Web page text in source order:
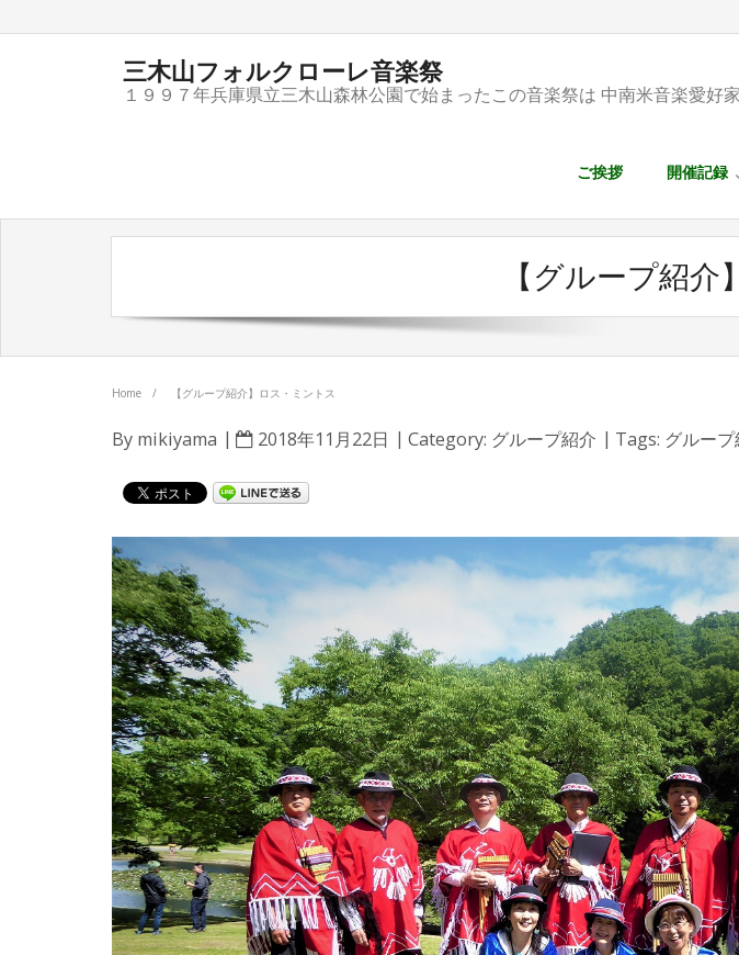
三木山フォルクローレ音楽祭
１９９７年兵庫県立三木山森林公園で始まったこの音楽祭は 中南米音楽愛好
ご挨拶 開催記録
【グループ紹
Home / 【グループ紹介】ロス・ミントス
By mikiyama 2018年11月22日 Category: グループ紹介 Tags: グルー